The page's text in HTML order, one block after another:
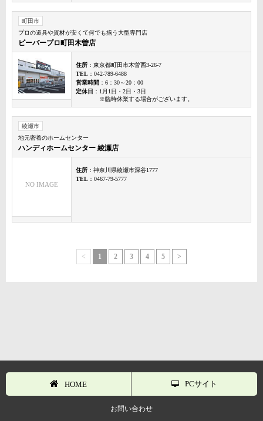
町田市
プロの道具や資材が安くて何でも揃う大型専門店
ビーバープロ町田木曽店
住所 ：東京都町田市木曽西3-26-7
TEL ：042-789-6488
営業時間 ：6：30～20：00
定休日 ：1月1日・2日・3日
※臨時休業する場合がございます。
綾瀬市
地元密着のホームセンター
ハンディホームセンター 綾瀬店
NO IMAGE
住所 ：神奈川県綾瀬市深谷1777
TEL ：0467-79-5777
< 1 2 3 4 5 >
HOME PCサイト
お問い合わせ